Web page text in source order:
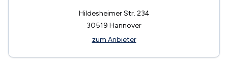
Hildesheimer Str. 234
30519 Hannover
zum Anbieter